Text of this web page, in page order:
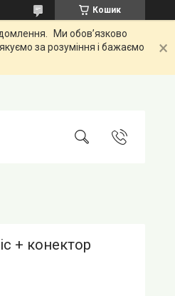
Кошик
Ми обов’язково
за розуміння і бажаємо
+ конектор